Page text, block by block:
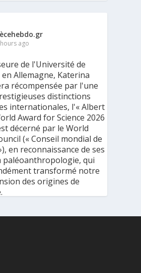
ago
de l'Université de
Allemagne, Katerina
récompensée par l'une
distinctions
internationales, l'« Albert
Award for Science 2026
décerné par le World
(« Conseil mondial de
en reconnaissance de ses
paléoanthropologie, qui
transformé notre
des origines de
dans son ensemble », a